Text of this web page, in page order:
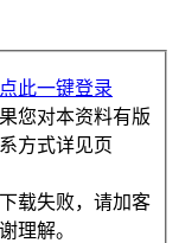
点此一键登录
您对本资料有版
方式详见页
载失败，请加客
理解。